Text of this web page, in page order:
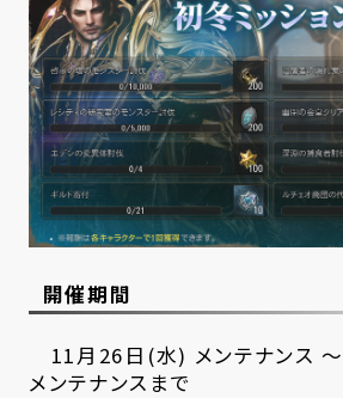
開催期間
11月26日(水) メンテナンス
メンテナンスまで